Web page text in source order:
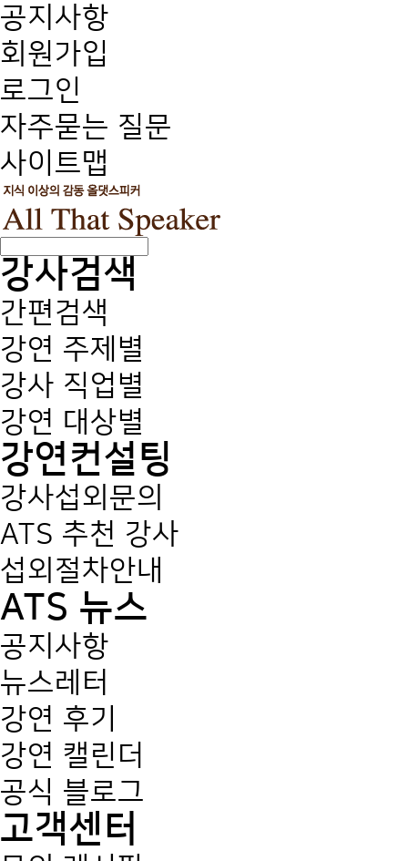
공지사항
회원가입
로그인
자주묻는 질문
사이트맵
강사검색
간편검색
강연 주제별
강사 직업별
강연 대상별
강연컨설팅
강사섭외문의
ATS 추천 강사
섭외절차안내
ATS 뉴스
공지사항
뉴스레터
강연 후기
강연 캘린더
공식 블로그
고객센터